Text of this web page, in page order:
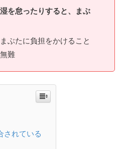
を怠ったりすると、まぶ
ぶたに負担をかけること
難
されている